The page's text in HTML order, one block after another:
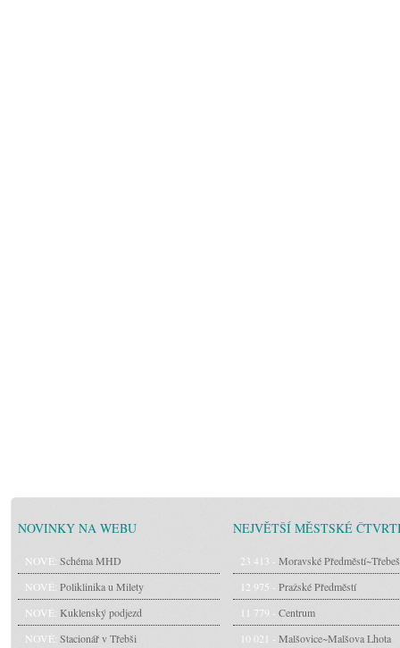
NOVINKY NA WEBU
NOVÉ: Schéma MHD
NOVÉ: Poliklinika u Milety
NOVÉ: Kuklenský podjezd
NOVÉ: Stacionář v Třebši
NEJVĚTŠÍ MĚSTSKÉ
23 413 - Moravské Předměstí~Třebeš
12 975 - Pražské Předměstí
11 779 - Centrum
10 021 - Malšovice~Malšova Lhota